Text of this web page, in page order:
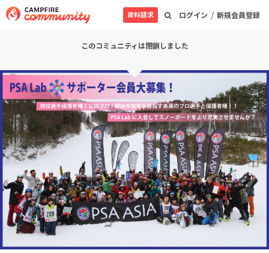
ログイン / 新規会員登録
資料請求
このコミュニティは閉鎖しました